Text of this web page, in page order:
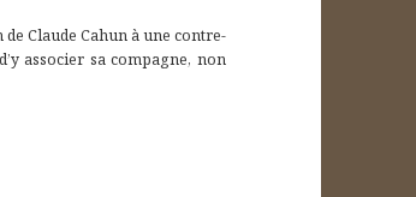
Claude Cahun à une contre-
associer sa compagne, non